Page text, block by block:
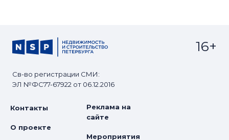
Св-во регистрации СМИ:
ЭЛ №ФС77-67922 от 06.12.2016
16+
Контакты
О проекте
Реклама на
сайте
Мероприятия